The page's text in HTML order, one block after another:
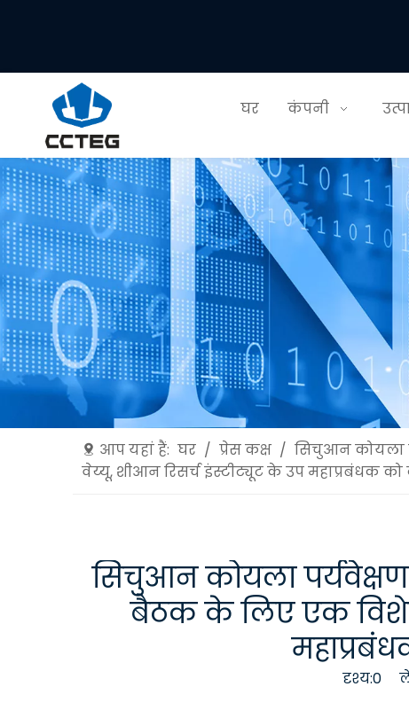
घर कंपनी
आप यहां हैं: घर / प्रेस कक्ष / सिचुआन कोयला
वेय्यू, शीआन रिसर्च इंस्टीट्यूट के उप महाप्रबंधक
सिचुआन कोयला पर्यवेक्षण
बैठक के लिए एक विशेष
दृश्य:0